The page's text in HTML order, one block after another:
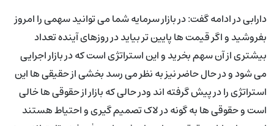
دارابی در ادامه گفت: در بازار سرمایه شما می توانید سهمی را امروز
بفروشید و اگر قیمت ها پایین تر بیاید در روزهای آینده تعداد
بیشتری از آن سهم بخرید و این استراتژی است که در بازار اجرایی
می شود و در حال حاضر نیز به نظر می رسد بخشی از حقیقی ها این
استراتژی را در پیش گرفته اند ودر حالی که بازار از حقوقی ها خالی
است و حقوقی ها به گونه در لاک تصمیم گیری و احتیاط هستند